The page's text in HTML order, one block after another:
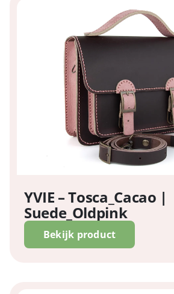
YVIE – Tosca_Cacao |
Suede_Oldpink
Bekijk product